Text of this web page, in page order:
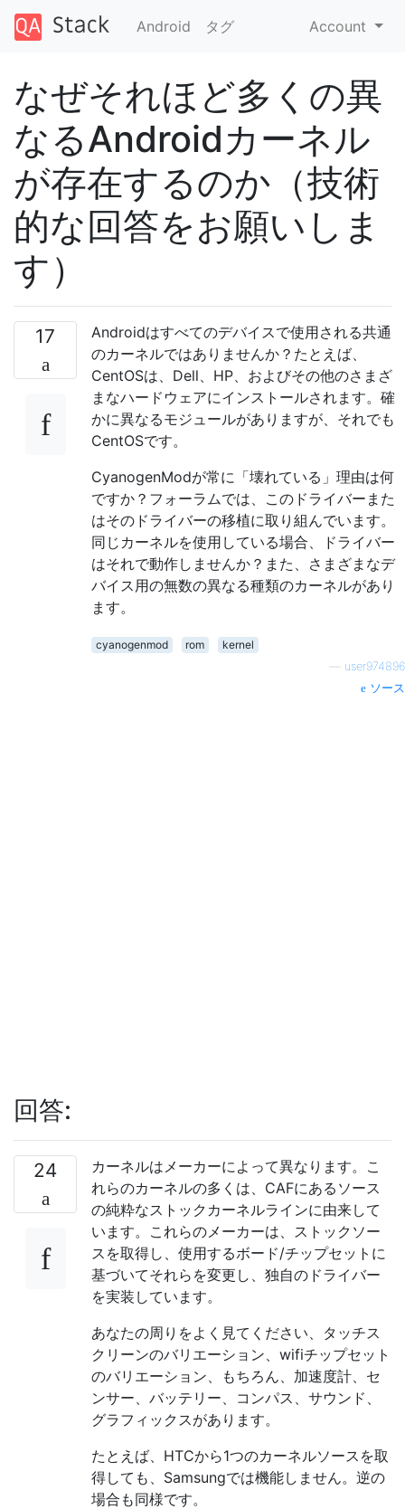
Android タグ Account
なぜそれほど多くの異
なるAndroidカーネル
が存在するのか（技術
的な回答をお願いしま
す）
17
Androidはすべてのデバイスで使用される共通
のカーネルではありませんか？たとえば、
CentOSは、Dell、HP、およびその他のさまざ
まなハードウェアにインストールされます。確
かに異なるモジュールがありますが、それでも
CentOSです。
CyanogenModが常に「壊れている」理由は何
ですか？フォーラムでは、このドライバーまた
はそのドライバーの移植に取り組んでいます。
同じカーネルを使用している場合、ドライバー
はそれで動作しませんか？また、さまざまなデ
バイス用の無数の異なる種類のカーネルがあり
ます。
cyanogenmod rom
kernel
user974896
ソース
回答:
24
カーネルはメーカーによって異なります。こ
れらのカーネルの多くは、CAFにあるソース
の純粋なストックカーネルラインに由来して
います。これらのメーカーは、ストックソー
スを取得し、使用するボード/チップセットに
基づいてそれらを変更し、独自のドライバー
を実装しています。
あなたの周りをよく見てください、タッチス
クリーンのバリエーション、wifiチップセット
のバリエーション、もちろん、加速度計、セ
ンサー、バッテリー、コンパス、サウンド、
グラフィックスがあります。
たとえば、HTCから1つのカーネルソースを取
得しても、Samsungでは機能しません。逆の
場合も同様です。